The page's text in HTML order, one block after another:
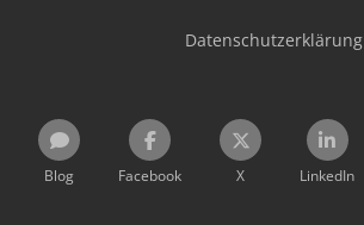
Datenschutzerklärung
Blog Facebook X LinkedIn